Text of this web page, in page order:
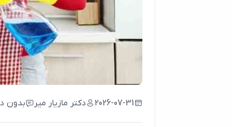
2026-07-31 دکتر مازیار میر بدون